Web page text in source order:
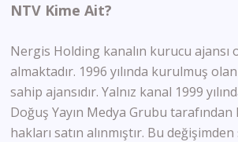
NTV Kime Ait?
Nergis Holding kanalın kurucu ajansı
almaktadır. 1996 yılında kurulmuş
sahip ajansıdır. Yalnız kanal 1999
Doğuş Yayın Medya Grubu tarafından
hakları satın alınmıştır. Bu